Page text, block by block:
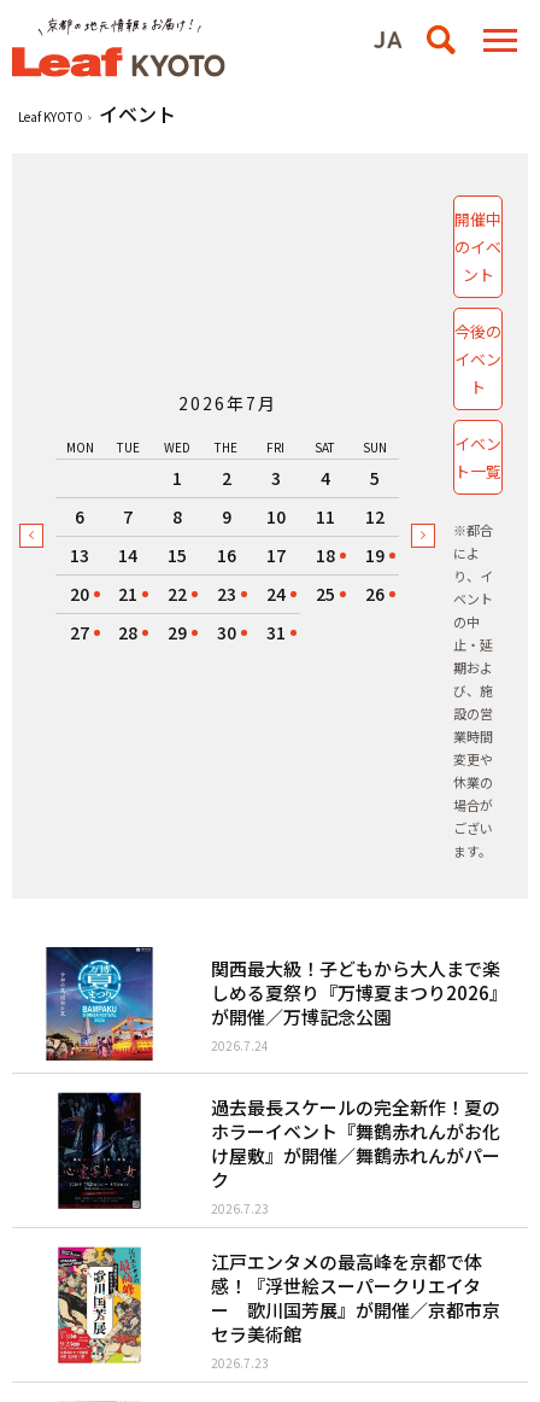
Leaf KYOTO イベント
2026年7月
MON TUE WED THE FRI SAT SUN
1 2 3 4
5
6
7 8 9 10 11
12
13
14 15 16 17 18
19
20
21 22 23 24 25
26
27
28 29 30 31
開催中
のイベ
ント
今後の
イベン
ト
イベン
ト一覧
※都合
によ
り、イ
ベント
の中
止・延
期およ
び、施
設の営
業時間
変更や
休業の
場合が
ござい
ます。
関西最大級！子どもから大人まで楽
しめる夏祭り『万博夏まつり2026』
が開催／万博記念公園
2026.7.24
過去最長スケールの完全新作！夏の
ホラーイベント『舞鶴赤れんがお化
け屋敷』が開催／舞鶴赤れんがパー
ク
2026.7.23
江戸エンタメの最高峰を京都で体
感！『浮世絵スーパークリエイタ
ー 歌川国芳展』が開催／京都市京
セラ美術館
2026.7.23